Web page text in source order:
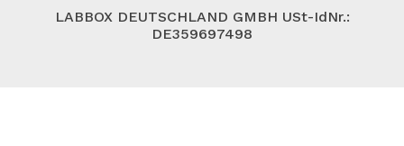
LABBOX DEUTSCHLAND GMBH USt-IdNr.:
DE359697498